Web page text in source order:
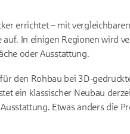
errichtet – mit
In einigen Regionen wird
oder Ausstattung.
den Rohbau bei 3D-
ein klassischer Neubau
Etwas anders die